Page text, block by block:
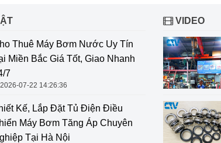
Thuê Máy Bơm Nước Uy Tín
Miền Bắc Giá Tốt, Giao Nhanh
7
07-22 14:26:36
Kế, Lắp Đặt Tủ Điện Điều
Máy Bơm Tăng Áp Chuyên
Tại Hà Nội
VIDEO